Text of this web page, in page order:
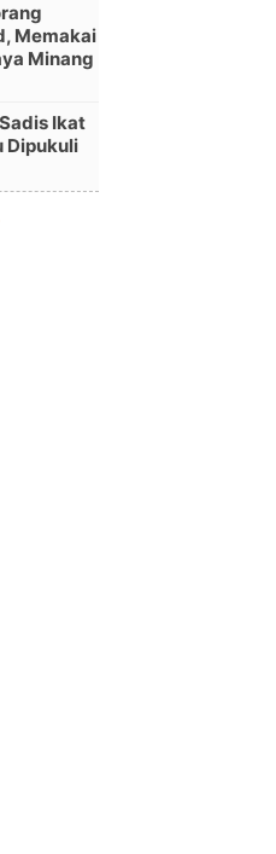
Memakai
Minang
Ikat
Dipukuli